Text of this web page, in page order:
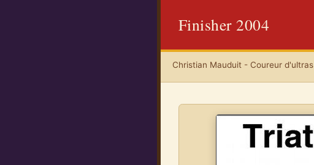
Finisher 2004
Christian Mauduit - Coureur d'ultras